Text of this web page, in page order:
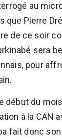
au
que Pierre
de ce soir
sera
pour
début du
à la CAN
fait donc